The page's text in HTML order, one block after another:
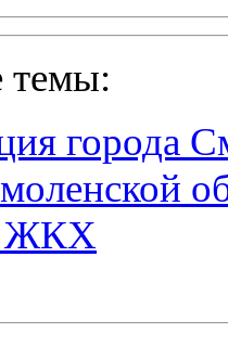
темы:
города
ЖКХ